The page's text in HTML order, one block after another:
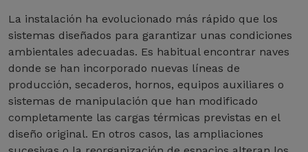
La instalación ha evolucionado más rápido que los
sistemas diseñados para garantizar unas condiciones
ambientales adecuadas. Es habitual encontrar naves
donde se han incorporado nuevas líneas de
producción, secaderos, hornos, equipos auxiliares o
sistemas de manipulación que han modificado
completamente las cargas térmicas previstas en el
diseño original. En otros casos, las ampliaciones